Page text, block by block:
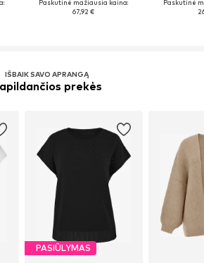
Paskutinė mažiausia kaina:
67,92 €
Paskutinė
IŠBAIK SAVO APRANGĄ
prekės
PASIŪLYMAS